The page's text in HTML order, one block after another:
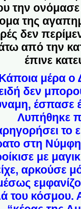
την ονόμασε
της
δεν
από την
έπινε
μέρα ο
δεν
έσπασε
Λυπήθηκε
το
στη
με
αρκούσε
του κόσμου.